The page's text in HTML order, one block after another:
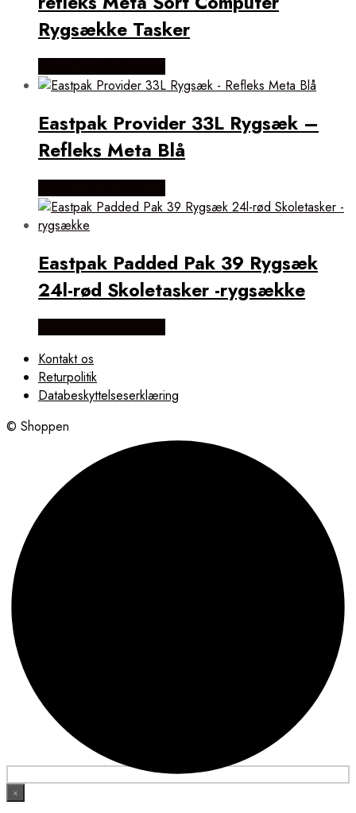
Rygsække Tasker
Eastpak Provider 33L Rygsæk –
Refleks Meta Blå
Eastpak Padded Pak 39 Rygsæk
24l-rød Skoletasker -rygsække
Kontakt os
Returpolitik
Databeskyttelseserklæring
© Shoppen
×